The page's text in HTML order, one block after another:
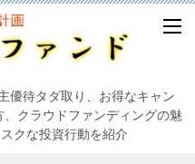
優待タダ取り、お得なキャン
クラウドファンディングの魅
クな投資行動を紹介